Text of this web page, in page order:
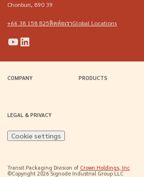
Chonburi, 890 39
+66 38 158 825ติดต่อเราGlobal Locations
(Opens
new
(Opens
new
(Opens
new
(Opens
new
COMPANY PRODUCTS
LEGAL & PRIVACY
Cookie settings
Transit Packaging Division of Crown Holdings, Inc(Opens
in
©Copyright 2026 Signode Industrial Group LLC